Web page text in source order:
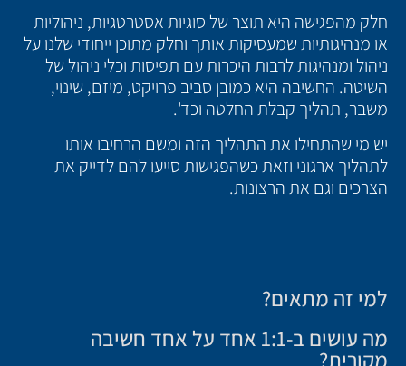
חלק מהפגישה היא תוצר של סוגיות אסטרטגיות, ניהוליות
או מנהיגותיות שמעסיקות אותך וחלק מתוכן ייחודי שלנו על
ניהול ומנהיגות לרבות היכרות עם תפיסות וכלי ניהול של
השיטה. החשיבה היא כמובן סביב פרויקט, מיזם, שינוי,
משבר, תהליך קבלת החלטה וכד'.
יש מי שהתחילו את התהליך הזה ומשם הרחיבו אותו
לתהליך ארגוני וזאת כשהפגישות סייעו להם לדייק את
הצרכים וגם את הרצונות.
למי זה מתאים?
מה עושים ב-1:1 אחד על אחד חשיבה
מקורית?